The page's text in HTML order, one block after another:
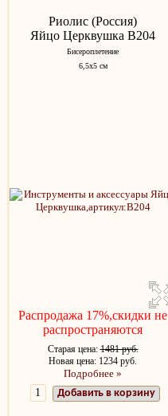
Риолис (Россия)
Яйцо Церквушка В204
Бисероплетение
6,5х5 см
Распродажа 17%,скидки не
распространяются
Старая цена:1481 руб.
Новая цена: 1234 руб.
Подробнее »
Добавить в корзину